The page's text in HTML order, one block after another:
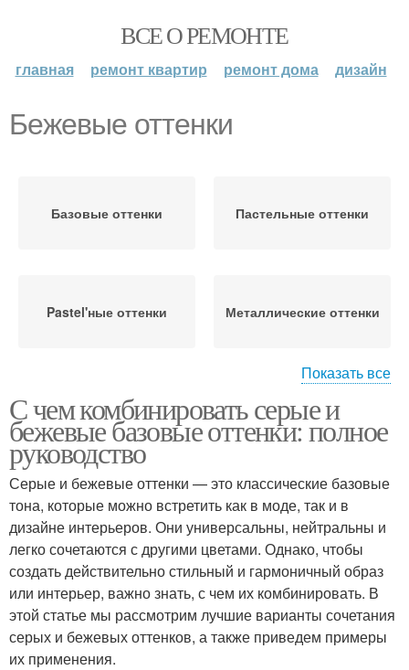
ВСЕ О РЕМОНТЕ
главная ремонт квартир ремонт дома дизайн
Бежевые оттенки
Базовые оттенки Пастельные оттенки
Pastel'ные оттенки Металлические оттенки
Природные оттенки Акварельные оттенки
Бежевые цветы
Оттенки для разных
сезонов
Оттенки в интерьере Бежевые брюки
Показать все
С чем комбинировать серые и
бежевые базовые оттенки: полное
руководство
Серые и бежевые оттенки — это классические базовые
тона, которые можно встретить как в моде, так и в
дизайне интерьеров. Они универсальны, нейтральны и
легко сочетаются с другими цветами. Однако, чтобы
создать действительно стильный и гармоничный образ
или интерьер, важно знать, с чем их комбинировать. В
этой статье мы рассмотрим лучшие варианты сочетания
серых и бежевых оттенков, а также приведем примеры
их применения.